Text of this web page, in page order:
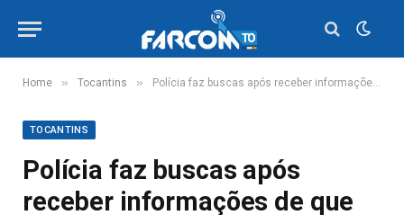
Home » Tocantins » Polícia faz buscas após receber informações de que homem jogou corpo de mulher desaparecida em fornalha de cerâmica
TOCANTINS
Polícia faz buscas após
receber informações de que